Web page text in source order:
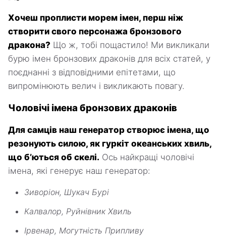
Хочеш проплисти морем імен, перш ніж
створити свого персонажа бронзового
дракона? Що ж, тобі пощастило! Ми викликали
бурю імен бронзових драконів для всіх статей, у
поєднанні з відповідними епітетами, що
випромінюють велич і викликають повагу.
Чоловічі імена бронзових драконів
Для самців наш генератор створює імена, що
резонують силою, як гуркіт океанських хвиль,
що б’ються об скелі. Ось найкращі чоловічі
імена, які генерує наш генератор:
Зиворіон, Шукач Бурі
Калвалор, Руйнівник Хвиль
Ірвенар, Могутність Припливу